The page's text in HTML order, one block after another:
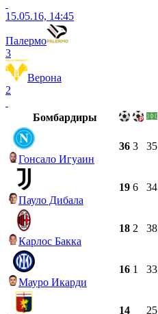
15.05.16, 14:45
Палермо
3
Верона
2
Бомбардиры
Гонсало Игуаин
36 3 35
Пауло Дибала
19 6 34
Карлос Бакка
18 2 38
Мауро Икарди
16 1 33
14 25